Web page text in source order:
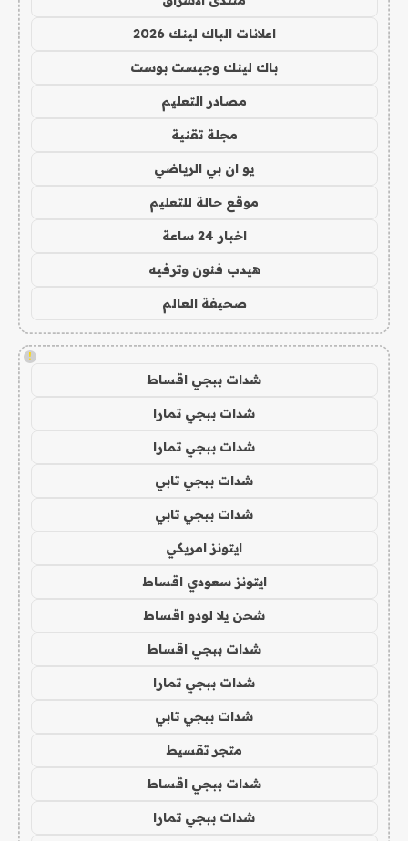
اعلانات الباك لينك 2026
باك لينك وجيست بوست
مصادر التعليم
مجلة تقنية
يو ان بي الرياضي
موقع حالة للتعليم
اخبار 24 ساعة
هيدب فنون وترفيه
صحيفة العالم
!
شدات ببجي اقساط
شدات ببجي تمارا
شدات ببجي تمارا
شدات ببجي تابي
شدات ببجي تابي
ايتونز امريكي
ايتونز سعودي اقساط
شحن يلا لودو اقساط
شدات ببجي اقساط
شدات ببجي تمارا
شدات ببجي تابي
متجر تقسيط
شدات ببجي اقساط
شدات ببجي تمارا